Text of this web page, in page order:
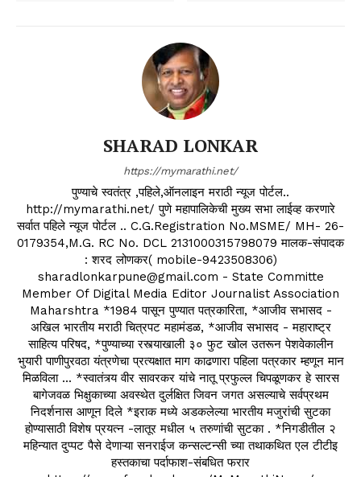
SHARAD LONKAR
https://mymarathi.net/
पुण्याचे स्वतंत्र ,पहिले,ऑनलाइन मराठी न्यूज पोर्टल..
http://mymarathi.net/ पुणे महापालिकेची मुख्य सभा लाईव्ह करणारे
सर्वात पहिले न्यूज पोर्टल .. C.G.Registration No.MSME/ MH- 26-
0179354,M.G. RC No. DCL 2131000315798079 मालक-संपादक
: शरद लोणकर( mobile-9423508306)
sharadlonkarpune@gmail.com - State Committe
Member Of Digital Media Editor Journalist Association
Maharshtra *1984 पासून पुण्यात पत्रकारिता, *आजीव सभासद -
अखिल भारतीय मराठी चित्रपट महामंडळ, *आजीव सभासद - महाराष्ट्र
साहित्य परिषद, *पुण्याच्या रस्त्याखाली ३० फुट खोल उतरून पेशवेकालीन
भुयारी पाणीपुरवठा यंत्रणेचा प्रत्यक्षात माग काढणारा पहिला पत्रकार म्हणून मान
मिळविला ... *स्वातंत्र्य वीर सावरकर यांचे नातू प्रफुल्ल चिपळूणकर हे सारस
बागेजवळ भिक्षुकाच्या अवस्थेत दुर्लक्षित जिवन जगत असल्याचे सर्वप्रथम
निदर्शनास आणून दिले *इराक मध्ये अडकलेल्या भारतीय मजुरांची सुटका
होण्यासाठी विशेष प्रयत्न -लातूर मधील ५ तरुणांची सुटका . *निगडीतील २
महिन्यात दुप्पट पैसे देणाऱ्या सनराईज कन्सल्टन्सी च्या तथाकथित एल टीटीइ
हस्तकाचा पर्दाफाश-संबधित फरार